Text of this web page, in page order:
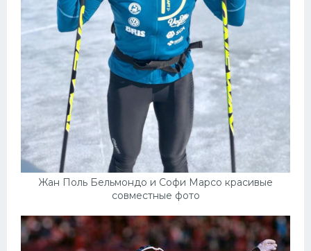
Жан Поль Бельмондо и Софи Марсо красивые
совместные фото